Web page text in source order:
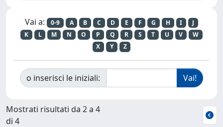
Vai a: 0-9 A B C D E F G H I
J
K
L M N O P Q R S T U V
W
X
Y Z
o inserisci le iniziali:
Mostrati risultati da 2 a 4
di 4